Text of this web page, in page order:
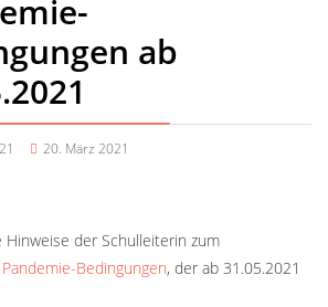
ab
20. März 2021
der Schulleiterin zum
Bedingungen, der ab 31.05.2021